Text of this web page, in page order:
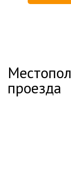
проезда